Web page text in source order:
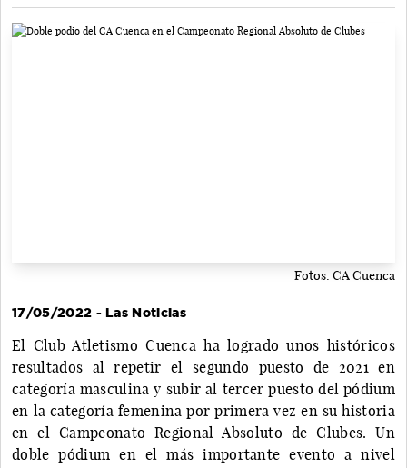
Fotos: CA Cuenca
17/05/2022 - Las Noticias
El Club Atletismo Cuenca ha logrado unos históricos
resultados al repetir el segundo puesto de 2021 en
categoría masculina y subir al tercer puesto del pódium
en la categoría femenina por primera vez en su historia
en el Campeonato Regional Absoluto de Clubes. Un
doble pódium en el más importante evento a nivel